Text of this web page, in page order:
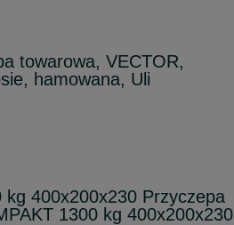
towarowa, VECTOR,
hamowana, Uli
400x200x230 Przyczepa
1300 kg 400x200x230